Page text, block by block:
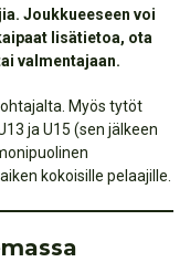
Joukkueeseen voi
lisätietoa, ota
valmentajaan.
Myös tytöt
ja U15 (sen jälkeen
kokoisille pelaajille.